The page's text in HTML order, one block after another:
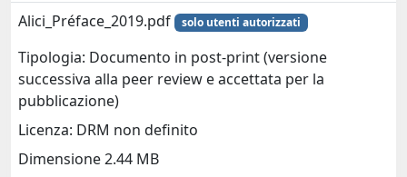
Alici_Préface_2019.pdf
solo utenti autorizzati
Tipologia: Documento in post-print (versione
successiva alla peer review e accettata per la
pubblicazione)
Licenza: DRM non definito
Dimensione 2.44 MB